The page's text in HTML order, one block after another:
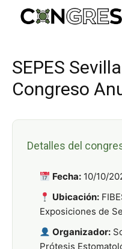
SEPES
Congreso
Detalles del
Fecha: 10/10/
Ubicación:
Exposiciones de
Organizador:
Prótesis